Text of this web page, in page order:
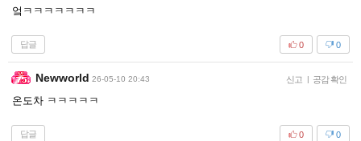
엌ㅋㅋㅋㅋㅋㅋㅋ
답글 0
0
Newworld 26-05-10 20:43 신고 | 공감 확인
온도차 ㅋㅋㅋㅋㅋ
답글 0
0